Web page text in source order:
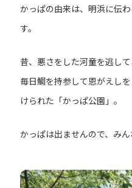
かっぱの由来は、明浜に伝
す。
昔、悪さをした河童を逃し
毎日鯛を持参して恩がえし
けられた「かっぱ公園」。
かっぱは出ませんので、み